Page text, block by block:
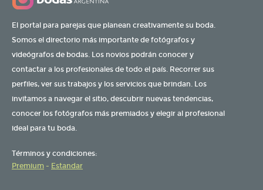
El portal para parejas que planean creativamente su boda.
Somos el directorio más importante de fotógrafos y
videógrafos de bodas. Los novios podrán conocer y
contactar a los profesionales de todo el país. Recorrer sus
perfiles, ver sus trabajos y los servicios que brindan. Los
invitamos a navegar el sitio, descubrir nuevas tendencias,
conocer los fotógrafos más premiados y elegir al profesional
ideal para tu boda.
Términos y condiciones:
Premium - Estandar